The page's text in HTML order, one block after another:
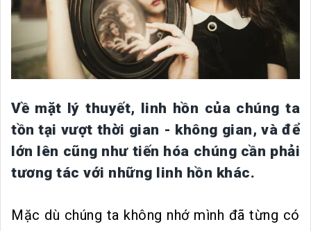
Về mặt lý thuyết, linh hồn của chúng ta
tồn tại vượt thời gian - không gian, và để
lớn lên cũng như tiến hóa chúng cần phải
tương tác với những linh hồn khác.
Mặc dù chúng ta không nhớ mình đã từng có